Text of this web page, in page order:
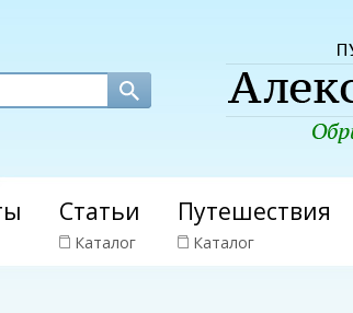
Статьи
Каталог
Путешествия
Каталог